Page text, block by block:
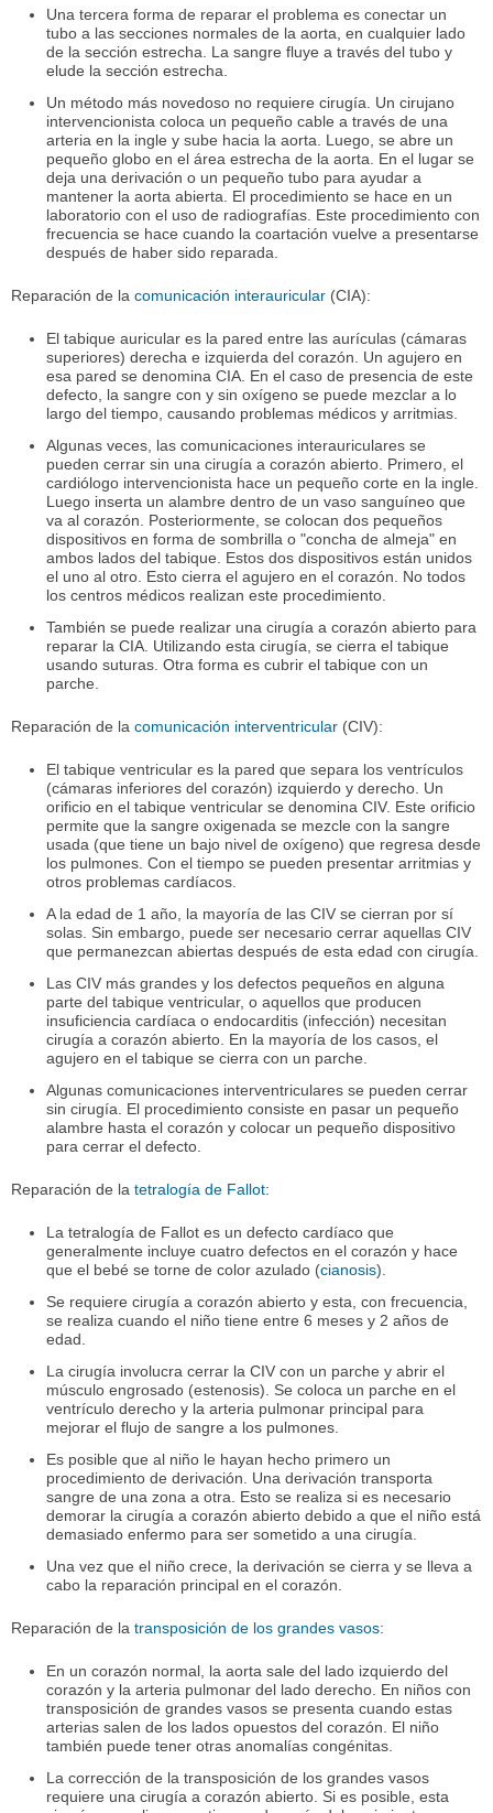
Una tercera forma de reparar el problema es conectar un
tubo a las secciones normales de la aorta, en cualquier lado
de la sección estrecha. La sangre fluye a través del tubo y
elude la sección estrecha.
Un método más novedoso no requiere cirugía. Un cirujano
intervencionista coloca un pequeño cable a través de una
arteria en la ingle y sube hacia la aorta. Luego, se abre un
pequeño globo en el área estrecha de la aorta. En el lugar se
deja una derivación o un pequeño tubo para ayudar a
mantener la aorta abierta. El procedimiento se hace en un
laboratorio con el uso de radiografías. Este procedimiento con
frecuencia se hace cuando la coartación vuelve a presentarse
después de haber sido reparada.
Reparación de la comunicación interauricular (CIA):
El tabique auricular es la pared entre las aurículas (cámaras
superiores) derecha e izquierda del corazón. Un agujero en
esa pared se denomina CIA. En el caso de presencia de este
defecto, la sangre con y sin oxígeno se puede mezclar a lo
largo del tiempo, causando problemas médicos y arritmias.
Algunas veces, las comunicaciones interauriculares se
pueden cerrar sin una cirugía a corazón abierto. Primero, el
cardiólogo intervencionista hace un pequeño corte en la ingle.
Luego inserta un alambre dentro de un vaso sanguíneo que
va al corazón. Posteriormente, se colocan dos pequeños
dispositivos en forma de sombrilla o "concha de almeja" en
ambos lados del tabique. Estos dos dispositivos están unidos
el uno al otro. Esto cierra el agujero en el corazón. No todos
los centros médicos realizan este procedimiento.
También se puede realizar una cirugía a corazón abierto para
reparar la CIA. Utilizando esta cirugía, se cierra el tabique
usando suturas. Otra forma es cubrir el tabique con un
parche.
Reparación de la comunicación interventricular (CIV):
El tabique ventricular es la pared que separa los ventrículos
(cámaras inferiores del corazón) izquierdo y derecho. Un
orificio en el tabique ventricular se denomina CIV. Este orificio
permite que la sangre oxigenada se mezcle con la sangre
usada (que tiene un bajo nivel de oxígeno) que regresa desde
los pulmones. Con el tiempo se pueden presentar arritmias y
otros problemas cardíacos.
A la edad de 1 año, la mayoría de las CIV se cierran por sí
solas. Sin embargo, puede ser necesario cerrar aquellas CIV
que permanezcan abiertas después de esta edad con cirugía.
Las CIV más grandes y los defectos pequeños en alguna
parte del tabique ventricular, o aquellos que producen
insuficiencia cardíaca o endocarditis (infección) necesitan
cirugía a corazón abierto. En la mayoría de los casos, el
agujero en el tabique se cierra con un parche.
Algunas comunicaciones interventriculares se pueden cerrar
sin cirugía. El procedimiento consiste en pasar un pequeño
alambre hasta el corazón y colocar un pequeño dispositivo
para cerrar el defecto.
Reparación de la tetralogía de Fallot:
La tetralogía de Fallot es un defecto cardíaco que
generalmente incluye cuatro defectos en el corazón y hace
que el bebé se torne de color azulado (cianosis).
Se requiere cirugía a corazón abierto y esta, con frecuencia,
se realiza cuando el niño tiene entre 6 meses y 2 años de
edad.
La cirugía involucra cerrar la CIV con un parche y abrir el
músculo engrosado (estenosis). Se coloca un parche en el
ventrículo derecho y la arteria pulmonar principal para
mejorar el flujo de sangre a los pulmones.
Es posible que al niño le hayan hecho primero un
procedimiento de derivación. Una derivación transporta
sangre de una zona a otra. Esto se realiza si es necesario
demorar la cirugía a corazón abierto debido a que el niño está
demasiado enfermo para ser sometido a una cirugía.
Una vez que el niño crece, la derivación se cierra y se lleva a
cabo la reparación principal en el corazón.
Reparación de la transposición de los grandes vasos:
En un corazón normal, la aorta sale del lado izquierdo del
corazón y la arteria pulmonar del lado derecho. En niños con
transposición de grandes vasos se presenta cuando estas
arterias salen de los lados opuestos del corazón. El niño
también puede tener otras anomalías congénitas.
La corrección de la transposición de los grandes vasos
requiere una cirugía a corazón abierto. Si es posible, esta